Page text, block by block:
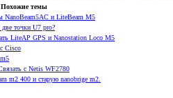
Похожие темы
NanoBeam5AC и LiteBeam M5
две точки U7 pro?
LiteAP GPS и Nanostation Loco M5
Cisco
с Netis WF2780
m2 400 и старую nanobrige m2.